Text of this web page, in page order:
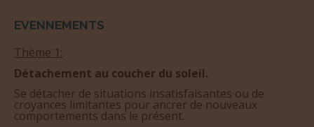
EVENNEMENTS
Thème 1:
Détachement au coucher du soleil.
Se détacher de situations insatisfaisantes ou de
croyances limitantes pour ancrer de nouveaux
comportements dans le présent.